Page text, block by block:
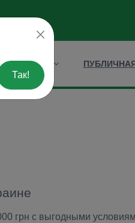
СЕРВИСЫ
Так!
грн с выгодными